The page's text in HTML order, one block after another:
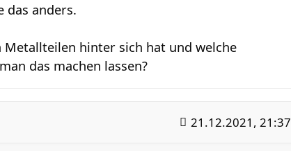
das anders.
Metallteilen hinter sich hat und welche
das machen lassen?
21.12.2021, 21:37